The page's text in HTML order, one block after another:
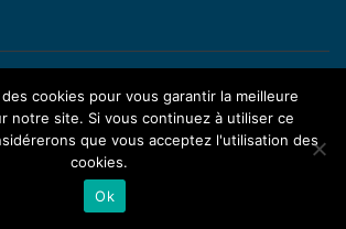
cookies pour vous garantir la meilleure
notre site. Si vous continuez à utiliser ce
que vous acceptez l'utilisation des
cookies.
Ok